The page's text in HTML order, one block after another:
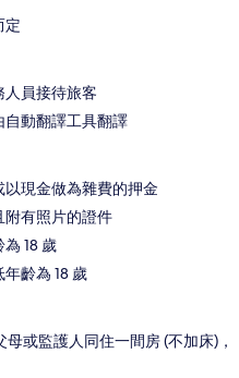
定
員接待旅客
動翻譯工具翻譯
現金做為雜費的押金
有照片的證件
18 歲
齡為 18 歲
或監護人同住一間房 (不加床)，